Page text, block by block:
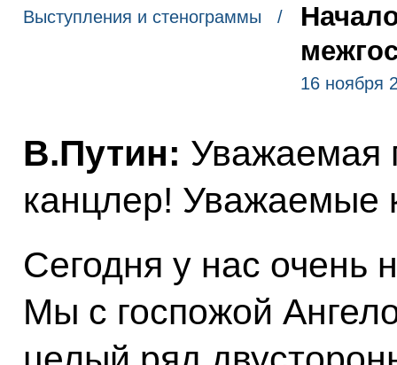
Выступления и стенограммы /
16 ноября
В.Путин: Уважаемая
канцлер! Уважаемые
Сегодня у нас очень
Мы с госпожой